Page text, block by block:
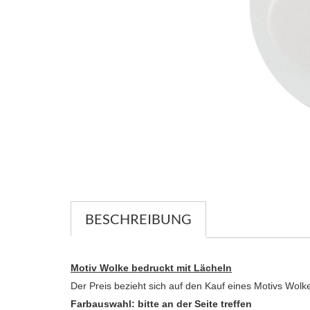
BESCHREIBUNG
Motiv Wolke bedruckt mit Lächeln
Der Preis bezieht sich auf den Kauf eines Motivs
Farbauswahl: bitte an der Seite treffen